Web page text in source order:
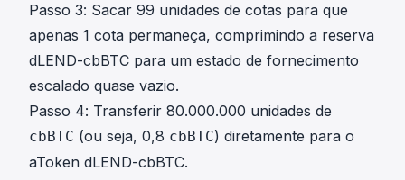
Passo 3: Sacar 99 unidades de cotas para que
apenas 1 cota permaneça, comprimindo a reserva
dLEND-cbBTC para um estado de fornecimento
escalado quase vazio.
Passo 4: Transferir 80.000.000 unidades de
cbBTC (ou seja, 0,8 cbBTC) diretamente para o
aToken dLEND-cbBTC.